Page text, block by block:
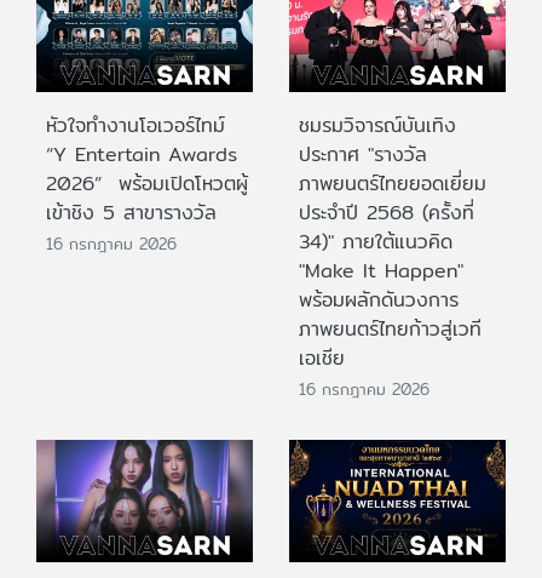
หัวใจทำงานโอเวอร์ไทม์
“Y Entertain Awards
2026” พร้อมเปิดโหวตผู้
เข้าชิง 5 สาขารางวัล
16 กรกฎาคม 2026
ชมรมวิจารณ์บันเทิง
ประกาศ "รางวัล
ภาพยนตร์ไทยยอดเยี่ยม
ประจําปี 2568 (ครั้งที่
34)" ภายใต้แนวคิด
"Make It Happen"
พร้อมผลักดันวงการ
ภาพยนตร์ไทยก้าวสู่เวที
เอเชีย
16 กรกฎาคม 2026